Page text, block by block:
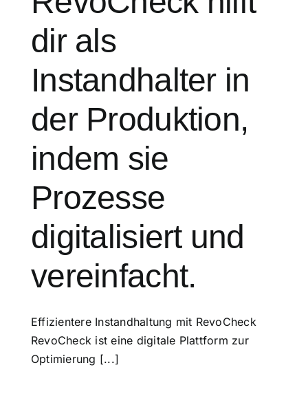
dir als
Instandhalter in
der Produktion,
indem sie
Prozesse
digitalisiert und
vereinfacht.
Effizientere Instandhaltung mit RevoCheck
RevoCheck ist eine digitale Plattform zur
Optimierung [...]